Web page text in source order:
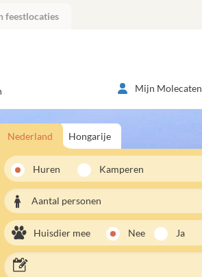
feestlocaties
Mijn Molecaten
Nederland Hongarije
Huren Kamperen
Aantal personen
Huisdier mee Nee Ja